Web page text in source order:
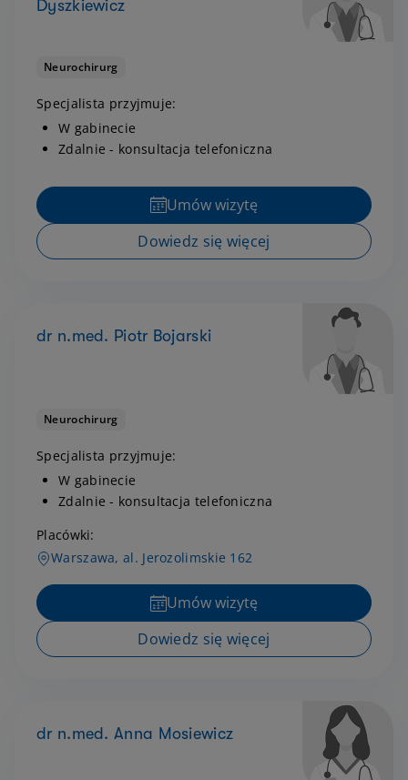
Dyszkiewicz
Neurochirurg
Specjalista przyjmuje:
W gabinecie
Zdalnie - konsultacja telefoniczna
Umów wizytę
Dowiedz się więcej
dr n.med. Piotr Bojarski
Neurochirurg
Specjalista przyjmuje:
W gabinecie
Zdalnie - konsultacja telefoniczna
Placówki:
Warszawa, al. Jerozolimskie 162
Umów wizytę
Dowiedz się więcej
dr n.med. Anna Mosiewicz